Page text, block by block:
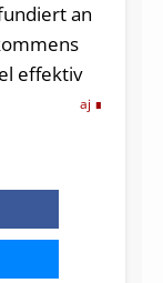
an
effektiv
aj